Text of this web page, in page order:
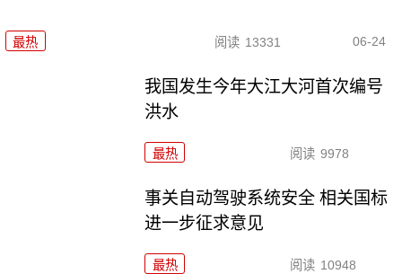
最热 阅读 13331 06-24
我国发生今年大江大河首次编号
洪水
最热 阅读 9978
事关自动驾驶系统安全 相关国标
进一步征求意见
最热 阅读 10948